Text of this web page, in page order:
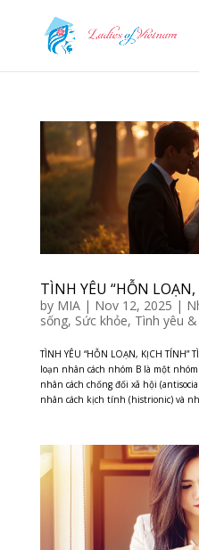
TÌNH YÊU “HỖN
by MIA| Nov 12, 2025 |
sống, Sức khỏe, Tình yêu
TÌNH YÊU “HỖN LOẠN, KỊCH TÍNH”
loạn nhân cách nhóm B là một
nhân cách chống đối xã hội
nhân cách kịch tính (histrionic) và